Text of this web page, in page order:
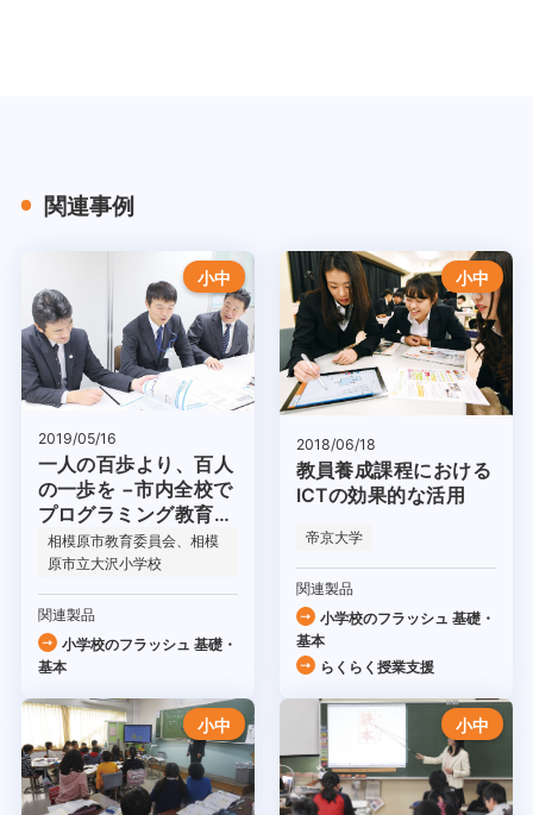
関連事例
小中
2019/05/16
一人の百歩より、百人
の一歩を −市内全校で
プログラミング教育を
実施−
相模原市教育委員会、相模
原市立大沢小学校
関連製品
小学校のフラッシュ 基礎・
基本
小中
2018/06/18
教員養成課程における
ICTの効果的な活用
帝京大学
関連製品
小学校のフラッシュ 基礎・
基本
らくらく授業支援
小中 小中